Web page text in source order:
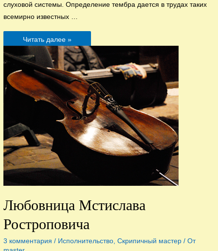
слуховой системы. Определение тембра дается в трудах таких
всемирно известных …
Обертон
Читать далее »
Любовница Мстислава
Ростроповича
3 комментария / Исполнительство,Скрипичный мастер / От